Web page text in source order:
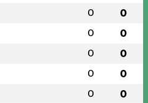
0 0
0 0
0 0
0 0
0 0